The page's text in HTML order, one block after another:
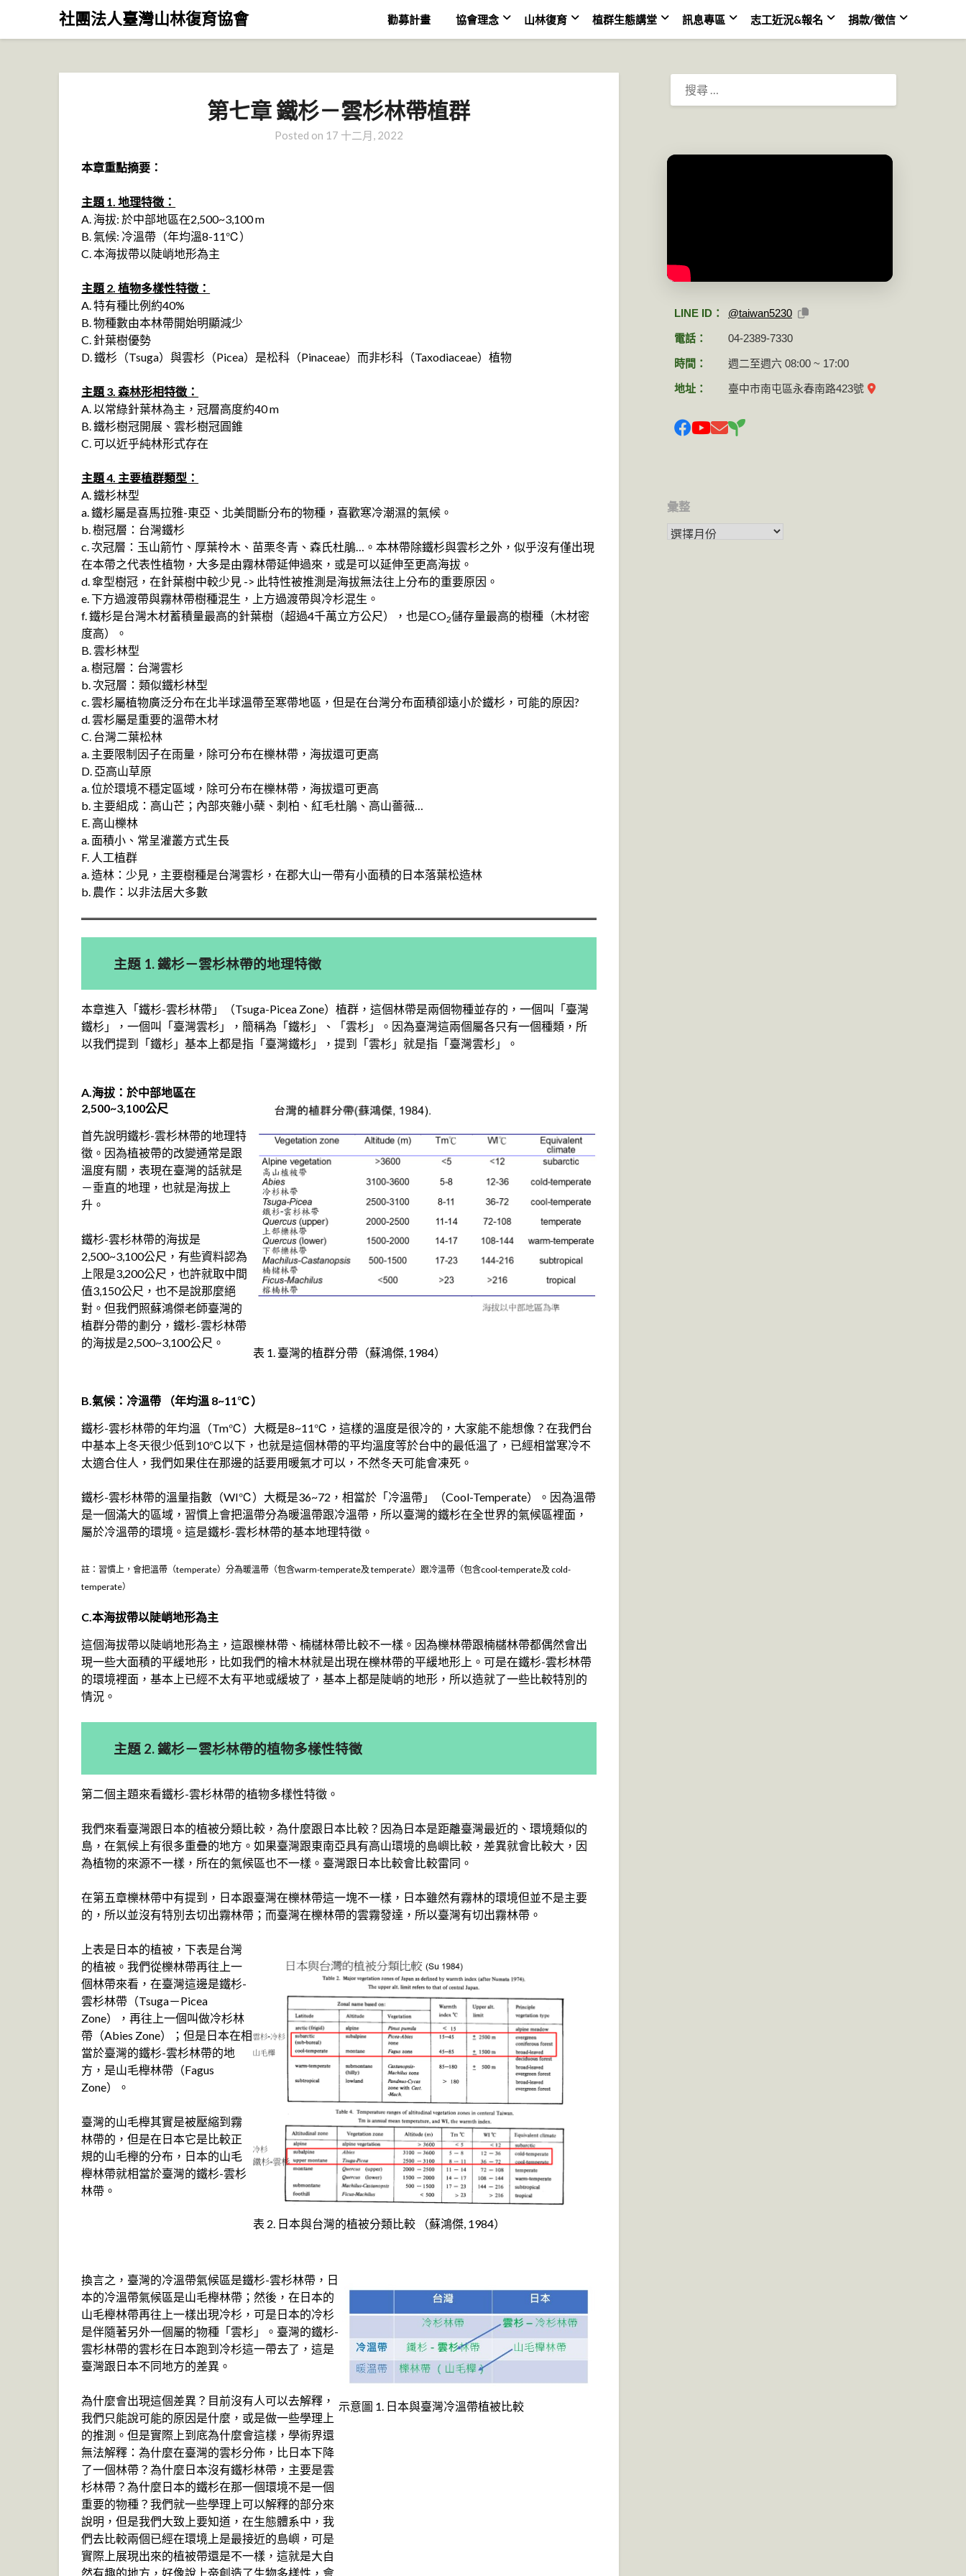
社團法人臺灣山林復育協會 勸募計畫 協會理念 山林復育 植群生態講堂 訊息專區 志工近況&報名 捐款/徵信
第七章 鐵杉－雲杉林帶植群
Posted on 17 十二月, 2022
本章重點摘要：
主題 1. 地理特徵：
A. 海拔: 於中部地區在2,500~3,100 m
B. 氣候: 冷溫帶（年均溫8-11℃）
C. 本海拔帶以陡峭地形為主
主題 2. 植物多樣性特徵：
A. 特有種比例約40%
B. 物種數由本林帶開始明顯減少
C. 針葉樹優勢
D. 鐵杉（Tsuga）與雲杉（Picea）是松科（Pinaceae）而非杉科（Taxodiaceae）植物
主題 3. 森林形相特徵：
A. 以常綠針葉林為主，冠層高度約40 m
B. 鐵杉樹冠開展、雲杉樹冠圓錐
C. 可以近乎純林形式存在
主題 4. 主要植群類型：
A. 鐵杉林型
a. 鐵杉屬是喜馬拉雅-東亞、北美間斷分布的物種，喜歡寒冷潮濕的氣候。
b. 樹冠層：台灣鐵杉
c. 次冠層：玉山箭竹、厚葉柃木、苗栗冬青、森氏杜鵑…。本林帶除鐵杉與雲杉之外，似乎沒有僅出現
在本帶之代表性植物，大多是由霧林帶延伸過來，或是可以延伸至更高海拔。
d. 傘型樹冠，在針葉樹中較少見 -> 此特性被推測是海拔無法往上分布的重要原因。
e. 下方過渡帶與霧林帶樹種混生，上方過渡帶與冷杉混生。
f. 鐵杉是台灣木材蓄積量最高的針葉樹（超過4千萬立方公尺），也是CO2儲存量最高的樹種（木材密
度高）。
B. 雲杉林型
a. 樹冠層：台灣雲杉
b. 次冠層：類似鐵杉林型
c. 雲杉屬植物廣泛分布在北半球溫帶至寒帶地區，但是在台灣分布面積卻遠小於鐵杉，可能的原因?
d. 雲杉屬是重要的溫帶木材
C. 台灣二葉松林
a. 主要限制因子在雨量，除可分布在櫟林帶，海拔還可更高
D. 亞高山草原
a. 位於環境不穩定區域，除可分布在櫟林帶，海拔還可更高
b. 主要組成：高山芒；內部夾雜小蘗、刺柏、紅毛杜鵑、高山薔薇…
E. 高山櫟林
a. 面積小、常呈灌叢方式生長
F. 人工植群
a. 造林：少見，主要樹種是台灣雲杉，在郡大山一帶有小面積的日本落葉松造林
b. 農作：以非法居大多數
主題 1. 鐵杉－雲杉林帶的地理特徵
本章進入「鐵杉-雲杉林帶」（Tsuga-Picea Zone）植群，這個林帶是兩個物種並存的，一個叫「臺灣
鐵杉」，一個叫「臺灣雲杉」，簡稱為「鐵杉」、「雲杉」。因為臺灣這兩個屬各只有一個種類，所
以我們提到「鐵杉」基本上都是指「臺灣鐵杉」，提到「雲杉」就是指「臺灣雲杉」。
A.海拔：於中部地區在
2,500~3,100公尺
首先說明鐵杉-雲杉林帶的地理特
徵。因為植被帶的改變通常是跟
溫度有關，表現在臺灣的話就是
－垂直的地理，也就是海拔上
升。
鐵杉-雲杉林帶的海拔是
2,500~3,100公尺，有些資料認為
上限是3,200公尺，也許就取中間
值3,150公尺，也不是說那麼絕
對。但我們照蘇鴻傑老師臺灣的
植群分帶的劃分，鐵杉-雲杉林帶
的海拔是2,500~3,100公尺。
表 1. 臺灣的植群分帶（蘇鴻傑, 1984）
B.氣候：冷溫帶 （年均溫 8~11℃）
鐵杉-雲杉林帶的年均溫（Tm℃）大概是8~11℃，這樣的溫度是很冷的，大家能不能想像？在我們台
中基本上冬天很少低到10℃以下，也就是這個林帶的平均溫度等於台中的最低溫了，已經相當寒冷不
太適合住人，我們如果住在那邊的話要用暖氣才可以，不然冬天可能會凍死。
鐵杉-雲杉林帶的溫量指數（WI℃）大概是36~72，相當於「冷溫帶」（Cool-Temperate）。因為溫帶
是一個滿大的區域，習慣上會把溫帶分為暖溫帶跟冷溫帶，所以臺灣的鐵杉在全世界的氣候區裡面，
屬於冷溫帶的環境。這是鐵杉-雲杉林帶的基本地理特徵。
註：習慣上，會把溫帶（temperate）分為暖溫帶（包含warm-temperate及 temperate）跟冷溫帶（包含cool-temperate及 cold-
temperate）
C.本海拔帶以陡峭地形為主
這個海拔帶以陡峭地形為主，這跟櫟林帶、楠櫧林帶比較不一樣。因為櫟林帶跟楠櫧林帶都偶然會出
現一些大面積的平緩地形，比如我們的檜木林就是出現在櫟林帶的平緩地形上。可是在鐵杉-雲杉林帶
的環境裡面，基本上已經不太有平地或緩坡了，基本上都是陡峭的地形，所以造就了一些比較特別的
情況。
主題 2. 鐵杉－雲杉林帶的植物多樣性特徵
第二個主題來看鐵杉-雲杉林帶的植物多樣性特徵。
我們來看臺灣跟日本的植被分類比較，為什麼跟日本比較？因為日本是距離臺灣最近的、環境類似的
島，在氣候上有很多重疊的地方。如果臺灣跟東南亞具有高山環境的島嶼比較，差異就會比較大，因
為植物的來源不一樣，所在的氣候區也不一樣。臺灣跟日本比較會比較雷同。
在第五章櫟林帶中有提到，日本跟臺灣在櫟林帶這一塊不一樣，日本雖然有霧林的環境但並不是主要
的，所以並沒有特別去切出霧林帶；而臺灣在櫟林帶的雲霧發達，所以臺灣有切出霧林帶。
上表是日本的植被，下表是台灣
的植被。我們從櫟林帶再往上一
個林帶來看，在臺灣這邊是鐵杉-
雲杉林帶（Tsuga－Picea
Zone），再往上一個叫做冷杉林
帶（Abies Zone）；但是日本在相
當於臺灣的鐵杉-雲杉林帶的地
方，是山毛櫸林帶（Fagus
Zone）。
臺灣的山毛櫸其實是被壓縮到霧
林帶的，但是在日本它是比較正
規的山毛櫸的分布，日本的山毛
櫸林帶就相當於臺灣的鐵杉-雲杉
林帶。
表 2. 日本與台灣的植被分類比較 （蘇鴻傑, 1984）
換言之，臺灣的冷溫帶氣候區是鐵杉-雲杉林帶，日
本的冷溫帶氣候區是山毛櫸林帶；然後，在日本的
山毛櫸林帶再往上一樣出現冷杉，可是日本的冷杉
是伴隨著另外一個屬的物種「雲杉」。臺灣的鐵杉-
雲杉林帶的雲杉在日本跑到冷杉這一帶去了，這是
臺灣跟日本不同地方的差異。
為什麼會出現這個差異？目前沒有人可以去解釋，
我們只能說可能的原因是什麼，或是做一些學理上
的推測。但是實際上到底為什麼會這樣，學術界還
無法解釋：為什麼在臺灣的雲杉分佈，比日本下降
了一個林帶？為什麼日本沒有鐵杉林帶，主要是雲
杉林帶？為什麼日本的鐵杉在那一個環境不是一個
重要的物種？我們就一些學理上可以解釋的部分來
說明，但是我們大致上要知道，在生態體系中，我
們去比較兩個已經在環境上是最接近的島嶼，可是
實際上展現出來的植被帶還是不一樣，這就是大自
然有趣的地方，好像說上帝創造了生物多樣性，會
示意圖 1. 日本與臺灣冷溫帶植被比較
搜
尋：
LINE ID： @taiwan5230
電話： 04-2389-7330
時間： 週二至週六 08:00 ~ 17:00
地址： 臺中市南屯區永春南路423號
彙整
彙整